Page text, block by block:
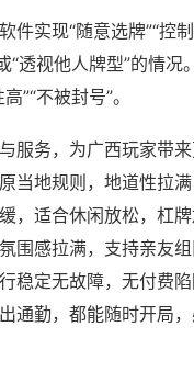
实现“随意选牌”“控
“透视他人牌型”的情况
”“不被封号”。
务，为广西玩家带来
当地规则，地道性拉
，适合休闲放松，杠
围感拉满，支持亲友
稳定无故障，无付费
通勤，都能随时开局